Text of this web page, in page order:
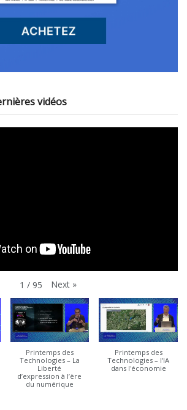
vidéos
1 / 95 Next »
Printemps des
Technologies – La
Liberté
d’expression à l’ère
du numérique
Printemps des
Technologies – l'IA
dans l'économie